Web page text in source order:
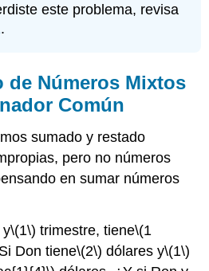
este problema, revisa
.
de Números Mixtos
Común
sumado y restado
pero no números
en sumar números
y\(1\) trimestre, tiene\(1
Don tiene\(2\) dólares y\(1\)